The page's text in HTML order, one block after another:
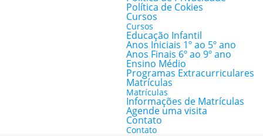
Política de Cokies
Cursos
Cursos
Educação Infantil
Anos Iniciais 1º ao 5º ano
Anos Finais 6º ao 9º ano
Ensino Médio
Programas Extracurriculares
Matrículas
Matrículas
Informações de Matrículas
Agende uma visita
Contato
Contato